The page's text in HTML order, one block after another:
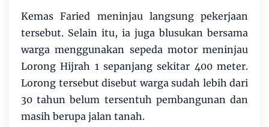
Kemas Faried meninjau langsung pekerjaan
tersebut. Selain itu, ia juga blusukan bersama
warga menggunakan sepeda motor meninjau
Lorong Hijrah 1 sepanjang sekitar 400 meter.
Lorong tersebut disebut warga sudah lebih dari
30 tahun belum tersentuh pembangunan dan
masih berupa jalan tanah.